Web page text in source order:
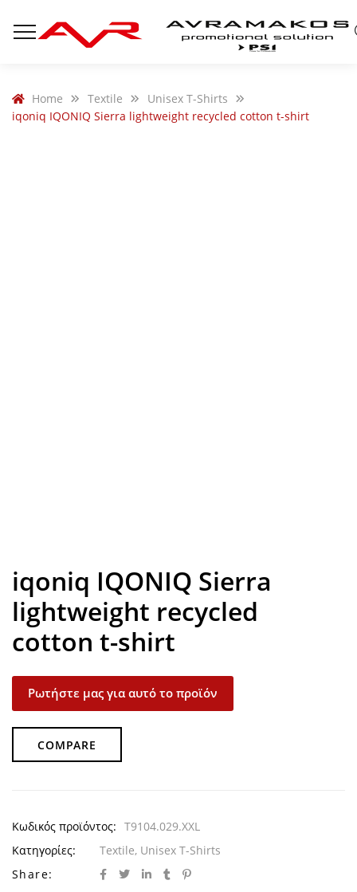
Home Textile
Unisex T-Shirts
iqoniq IQONIQ Sierra lightweight recycled cotton t-shirt
iqoniq IQONIQ Sierra
lightweight recycled
cotton t-shirt
Ρωτήστε μας για αυτό το προϊόν
COMPARE
Κωδικός προϊόντος: T9104.029.XXL
Κατηγορίες:
Textile, Unisex T-Shirts
Share: